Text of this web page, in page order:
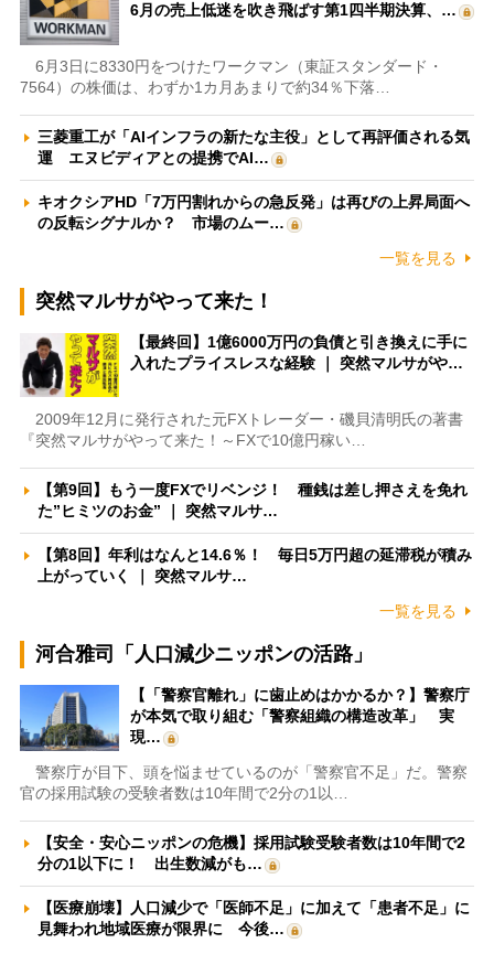
6月の売上低迷を吹き飛ばす第1四半期決算、…
6月3日に8330円をつけたワークマン（東証スタンダード・
7564）の株価は、わずか1カ月あまりで約34％下落…
三菱重工が「AIインフラの新たな主役」として再評価される気
運 エヌビディアとの提携でAI…
キオクシアHD「7万円割れからの急反発」は再びの上昇局面へ
の反転シグナルか？ 市場のムー…
一覧を見る
突然マルサがやって来た！
【最終回】1億6000万円の負債と引き換えに手に
入れたプライスレスな経験 ｜ 突然マルサがや…
2009年12月に発行された元FXトレーダー・磯貝清明氏の著書
『突然マルサがやって来た！～FXで10億円稼い…
【第9回】もう一度FXでリベンジ！ 種銭は差し押さえを免れ
た”ヒミツのお金” ｜ 突然マルサ…
【第8回】年利はなんと14.6％！ 毎日5万円超の延滞税が積み
上がっていく ｜ 突然マルサ…
一覧を見る
河合雅司「人口減少ニッポンの活路」
【「警察官離れ」に歯止めはかかるか？】警察庁
が本気で取り組む「警察組織の構造改革」 実
現…
警察庁が目下、頭を悩ませているのが「警察官不足」だ。警察
官の採用試験の受験者数は10年間で2分の1以…
【安全・安心ニッポンの危機】採用試験受験者数は10年間で2
分の1以下に！ 出生数減がも…
【医療崩壊】人口減少で「医師不足」に加えて「患者不足」に
見舞われ地域医療が限界に 今後…